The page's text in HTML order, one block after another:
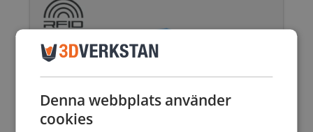
Denna webbplats använder
cookies